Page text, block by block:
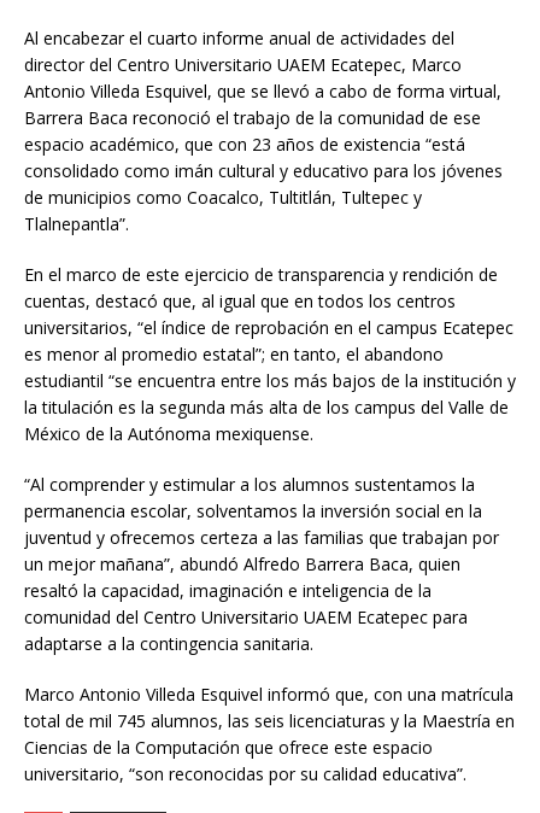
Al encabezar el cuarto informe anual de actividades del
director del Centro Universitario UAEM Ecatepec, Marco
Antonio Villeda Esquivel, que se llevó a cabo de forma virtual,
Barrera Baca reconoció el trabajo de la comunidad de ese
espacio académico, que con 23 años de existencia “está
consolidado como imán cultural y educativo para los jóvenes
de municipios como Coacalco, Tultitlán, Tultepec y
Tlalnepantla”.
En el marco de este ejercicio de transparencia y rendición de
cuentas, destacó que, al igual que en todos los centros
universitarios, “el índice de reprobación en el campus Ecatepec
es menor al promedio estatal”; en tanto, el abandono
estudiantil “se encuentra entre los más bajos de la institución y
la titulación es la segunda más alta de los campus del Valle de
México de la Autónoma mexiquense.
“Al comprender y estimular a los alumnos sustentamos la
permanencia escolar, solventamos la inversión social en la
juventud y ofrecemos certeza a las familias que trabajan por
un mejor mañana”, abundó Alfredo Barrera Baca, quien
resaltó la capacidad, imaginación e inteligencia de la
comunidad del Centro Universitario UAEM Ecatepec para
adaptarse a la contingencia sanitaria.
Marco Antonio Villeda Esquivel informó que, con una matrícula
total de mil 745 alumnos, las seis licenciaturas y la Maestría en
Ciencias de la Computación que ofrece este espacio
universitario, “son reconocidas por su calidad educativa”.